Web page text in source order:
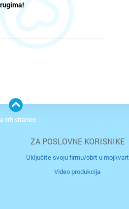
ZA POSLOVNE KORISNIKE
Uključite svoju firmu/obrt u mojkvart
Video produkcija
vrh stranice